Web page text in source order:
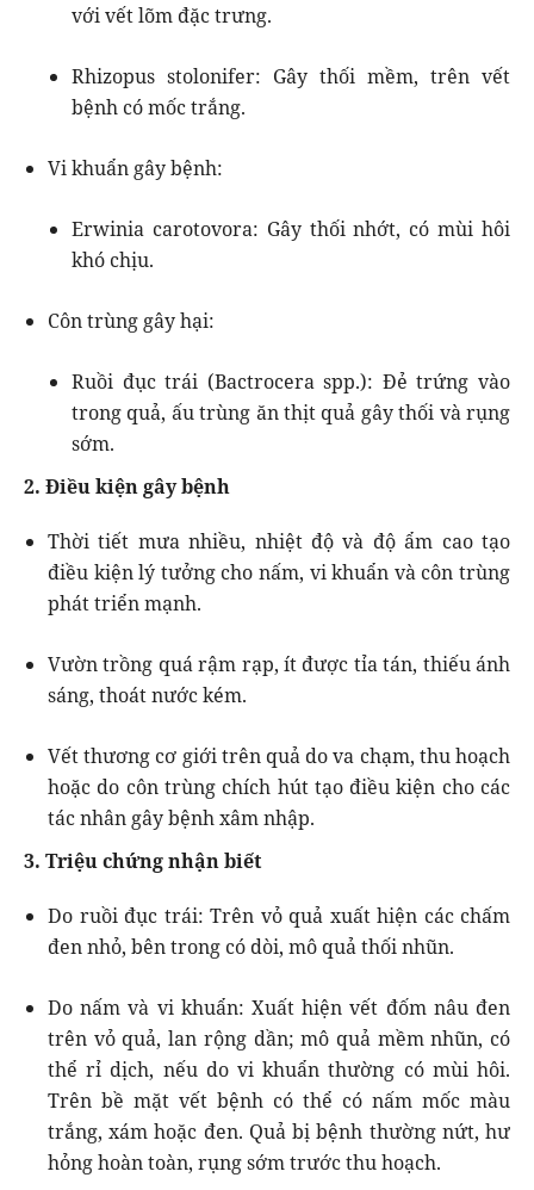
với vết lõm đặc trưng.
Rhizopus stolonifer: Gây thối mềm, trên vết
bệnh có mốc trắng.
Vi khuẩn gây bệnh:
Erwinia carotovora: Gây thối nhớt, có mùi hôi
khó chịu.
Côn trùng gây hại:
Ruồi đục trái (Bactrocera spp.): Đẻ trứng vào
trong quả, ấu trùng ăn thịt quả gây thối và rụng
sớm.
2. Điều kiện gây bệnh
Thời tiết mưa nhiều, nhiệt độ và độ ẩm cao tạo
điều kiện lý tưởng cho nấm, vi khuẩn và côn trùng
phát triển mạnh.
Vườn trồng quá rậm rạp, ít được tỉa tán, thiếu ánh
sáng, thoát nước kém.
Vết thương cơ giới trên quả do va chạm, thu hoạch
hoặc do côn trùng chích hút tạo điều kiện cho các
tác nhân gây bệnh xâm nhập.
3. Triệu chứng nhận biết
Do ruồi đục trái: Trên vỏ quả xuất hiện các chấm
đen nhỏ, bên trong có dòi, mô quả thối nhũn.
Do nấm và vi khuẩn: Xuất hiện vết đốm nâu đen
trên vỏ quả, lan rộng dần; mô quả mềm nhũn, có
thể rỉ dịch, nếu do vi khuẩn thường có mùi hôi.
Trên bề mặt vết bệnh có thể có nấm mốc màu
trắng, xám hoặc đen. Quả bị bệnh thường nứt, hư
hỏng hoàn toàn, rụng sớm trước thu hoạch.